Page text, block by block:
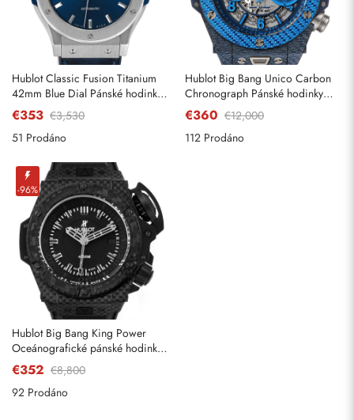
Hublot Classic Fusion Titanium
42mm Blue Dial Pánské hodinky
542.NX.7170.LR
€353 €3,530
51 Prodáno
Hublot Big Bang Unico Carbon
Chronograph Pánské hodinky
411. YL
€360 €12,000
112 Prodáno
-96%
Hublot Big Bang King Power
Oceánografické pánské hodinky
731. QX
€352 €8,800
92 Prodáno